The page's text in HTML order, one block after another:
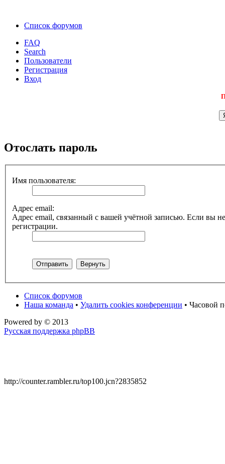
Список форумов
FAQ
Search
Пользователи
Регистрация
Вход
Отослать пароль
Имя пользователя:
Адрес email:
Адрес email, связанный с вашей учётной записью. Если вы
регистрации.
Список форумов
Наша команда • Удалить cookies конференции • Часовой
Powered by © 2013
Русская поддержка phpBB
http://counter.rambler.ru/top100.jcn?2835852